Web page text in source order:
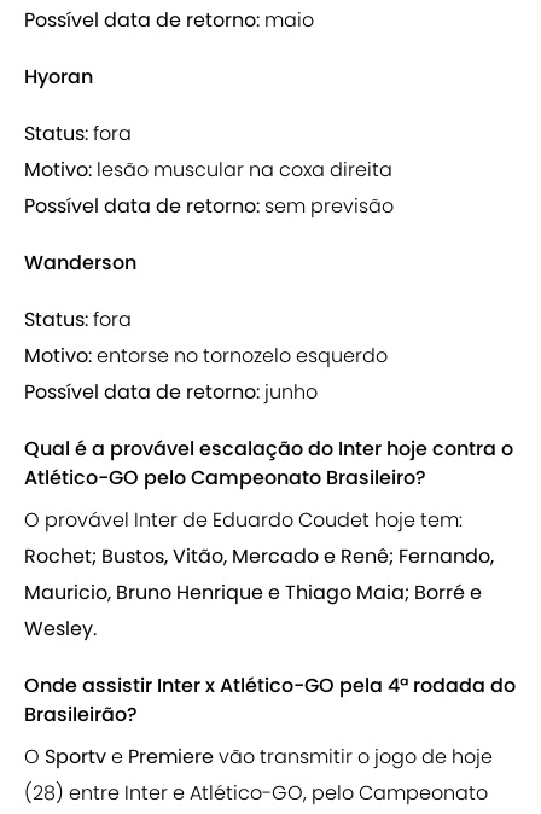
Possível data de retorno: maio
Hyoran
Status:fora
Motivo: lesão muscular na coxa direita
Possível data de retorno: sem previsão
Wanderson
Status:fora
Motivo:entorse no tornozelo esquerdo
Possível data de retorno: junho
Qual é a provável escalação do Inter hoje contra o
Atlético-GO pelo Campeonato Brasileiro?
O provável Inter de Eduardo Coudet hoje tem:
Rochet; Bustos, Vitão, Mercado e Renê; Fernando,
Mauricio, Bruno Henrique e Thiago Maia; Borré e
Wesley.
Onde assistir Inter x Atlético-GO pela 4ª rodada do
Brasileirão?
O Sportve Premierevão transmitir o jogo de hoje
(28) entre Inter e Atlético-GO, pelo Campeonato